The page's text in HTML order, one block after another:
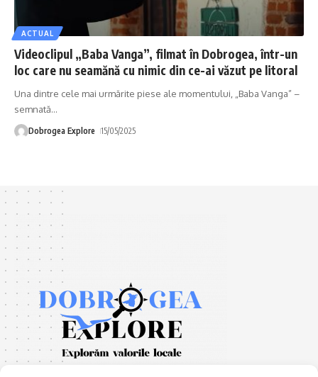
ACTUAL
Videoclipul „Baba Vanga”, filmat în Dobrogea, într-un
loc care nu seamănă cu nimic din ce-ai văzut pe litoral
Una dintre cele mai urmărite piese ale momentului, „Baba Vanga” –
semnată…
Dobrogea Explore 15/05/2025